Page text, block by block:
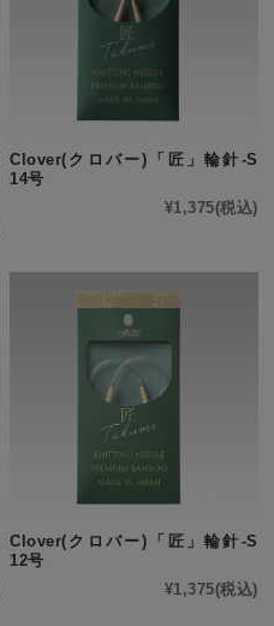
Clover(クロバー)「匠」輪針-S
14号
¥1,375(税込)
Clover(クロバー)「匠」輪針-S
12号
¥1,375(税込)